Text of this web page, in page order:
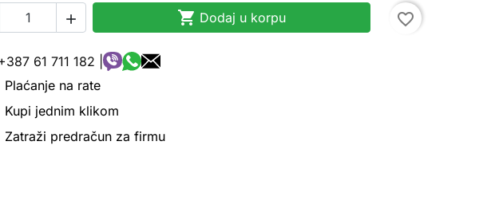
  Dodaj u korpu favorite_border
61 711 182 |
Plaćanje na rate
Kupi jednim klikom
Zatraži predračun za firmu